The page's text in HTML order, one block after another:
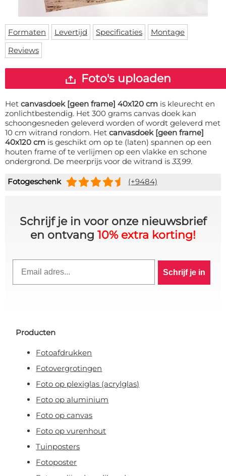
Vloermat
Skateboard deck
Levertijden
Inloggen
WhatsApp
Formaten Levertijd Specificaties
Montage
Reviews
Foto's uploaden
Het canvasdoek [geen frame] 40x120 cm is kleurecht en
zonlichtbestendig. Het 300 grams canvas doek kan
schoongesneden geleverd worden of wordt geleverd met
10 cm witrand rondom. Het canvasdoek [geen frame]
40x120 cm is geschikt om op te (laten) spannen op een
houten frame of te verlijmen op een vlakke en schone
ondergrond. De meerprijs voor de witrand is33,99.
Fotogeschenk (+9484)
Schrijf je in voor onze nieuwsbrief
en ontvang 10% extra korting!
Schrijf je in
Producten
Fotoafdrukken
Fotovergrotingen
Foto op plexiglas (acrylglas)
Foto op aluminium
Foto op canvas
Foto op vurenhout
Tuinposters
Fotoposter
10% KORTING OP JE
BESTELLING? 👀
Schrijf je in voor de VIP-club en blijf
op de hoogte van alle acties,
exclusieve deals & persoonlijke